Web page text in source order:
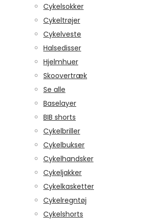
Cykelsokker
Cykeltrøjer
Cykelveste
Halsedisser
Hjelmhuer
Skoovertræk
Se alle
Baselayer
BIB shorts
Cykelbriller
Cykelbukser
Cykelhandsker
Cykeljakker
Cykelkasketter
Cykelregntøj
Cykelshorts